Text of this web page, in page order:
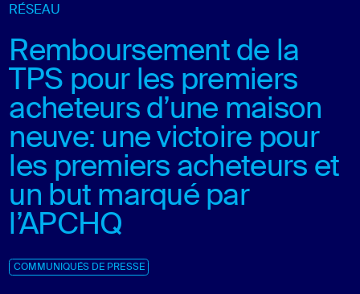
RÉSEAU
Remboursement de la
TPS pour les premiers
acheteurs d’une maison
neuve: une victoire pour
les premiers acheteurs et
un but marqué par
l’APCHQ
COMMUNIQUÉS DE PRESSE